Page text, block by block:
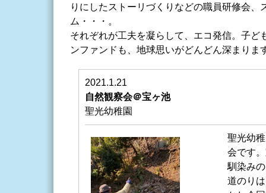
りにしたストーリづくりなどの職員研修会、
ム・・・。
それぞれが工夫を凝らして、エコ発信。子ど
ンファンドも、地球思いがどんどん深まりま
2021.1.21
自然観察会＠宝ヶ池
聖光幼稚園
聖光幼
会です
馴染み
道のり